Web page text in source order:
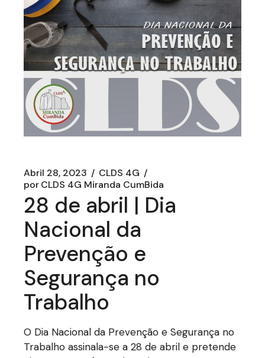
Abril 28, 2023
CLDS 4G
porCLDS 4G Miranda CumBida
28 de abril | Dia
Nacional da
Prevenção e
Segurança no
Trabalho
O Dia Nacional da Prevenção e Segurança no
Trabalho assinala-se a 28 de abril e pretende